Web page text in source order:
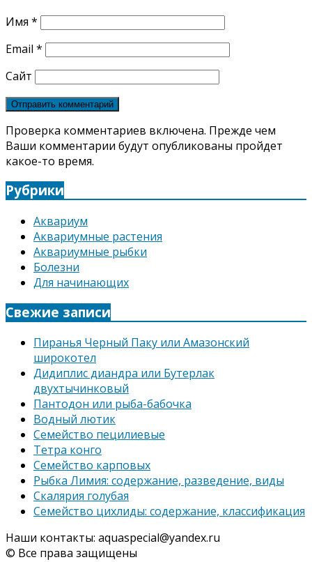
Имя *
Email *
Сайт
Проверка комментариев включена. Прежде чем
Ваши комментарии будут опубликованы пройдет
какое-то время.
Рубрики
Аквариум
Аквариумные растения
Аквариумные рыбки
Болезни
Для начинающих
Свежие записи
Пиранья Черный Паку или Амазонский
широкотел
Дидиплис диандра или Бутерлак
двухтычинковый
Пантодон или рыба-бабочка
Водный лютик
Семейство пецилиевые
Тетра конго
Семейство карповых
Рыбка Лимия: содержание, разведение, виды
Скалярия голубая
Семейство цихлиды: содержание, классификация
Наши контакты: aquaspecial@yandex.ru
© Все права защищены